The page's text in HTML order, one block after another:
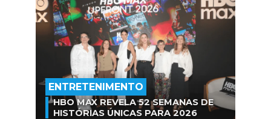
ENTRETENIMENTO
HBO MAX REVELA 52 SEMANAS DE
HISTÓRIAS ÚNICAS PARA 2026